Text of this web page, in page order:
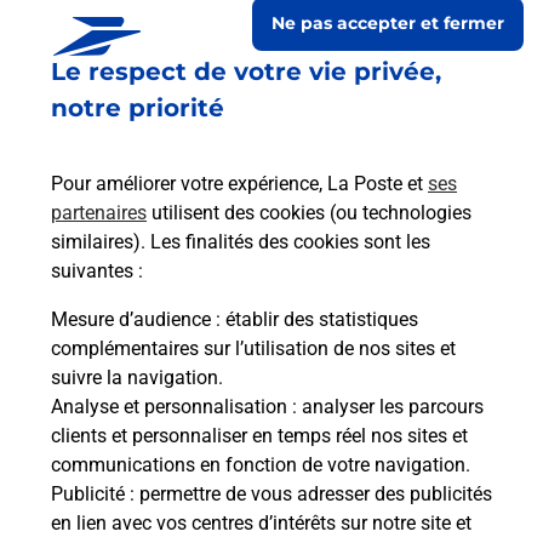
Le respect de votre vie privée,
notre priorité
Pour améliorer votre expérience, La Poste et ses
partenaires utilisent des cookies (ou technologies
similaires). Les finalités des cookies sont les
suivantes :
Mesure d’audience : établir des statistiques
complémentaires sur l’utilisation de nos sites et
suivre la navigation.
Analyse et personnalisation : analyser les parcours
clients et personnaliser en temps réel nos sites et
communications en fonction de votre navigation.
Publicité : permettre de vous adresser des publicités
en lien avec vos centres d’intérêts sur notre site et
Ne pas accepter et fermer
Prochaine collecte du courrierlundià 09h00
1 Rue Des Tilleuls
37110 Saunay
Itinéraire
Le lien s'ouvre dans un nouvel onglet